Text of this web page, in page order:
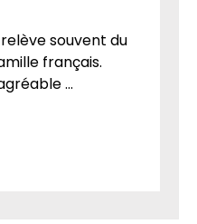
souvent du
français.
...